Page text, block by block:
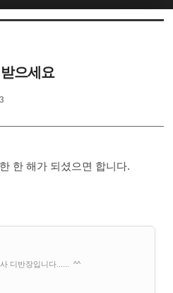
으세요
한 해가 되셨으면 합니다.
디반장입니다...... ^^
치북5
케치북5